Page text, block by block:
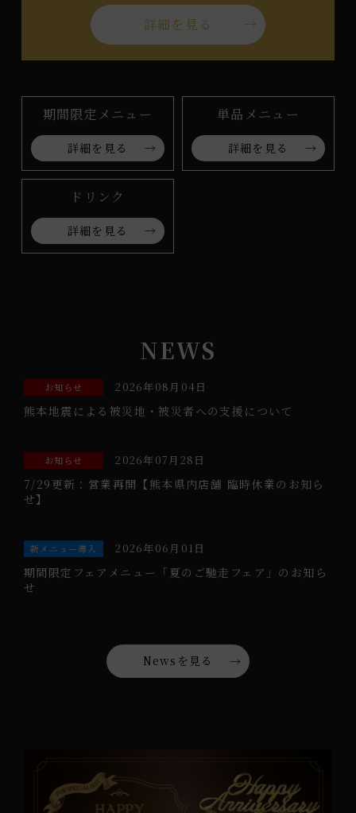
詳細を見る
期間限定メニュー
詳細を見る
単品メニュー
詳細を見る
ドリンク
詳細を見る
NEWS
お知らせ 2026年08月04日
熊本地震による被災地・被災者への支援について
お知らせ 2026年07月28日
7/29更新：営業再開【熊本県内店舗 臨時休業のお知ら
せ】
新メニュー導入 2026年06月01日
期間限定フェアメニュー「夏のご馳走フェア」のお知ら
せ
Newsを見る